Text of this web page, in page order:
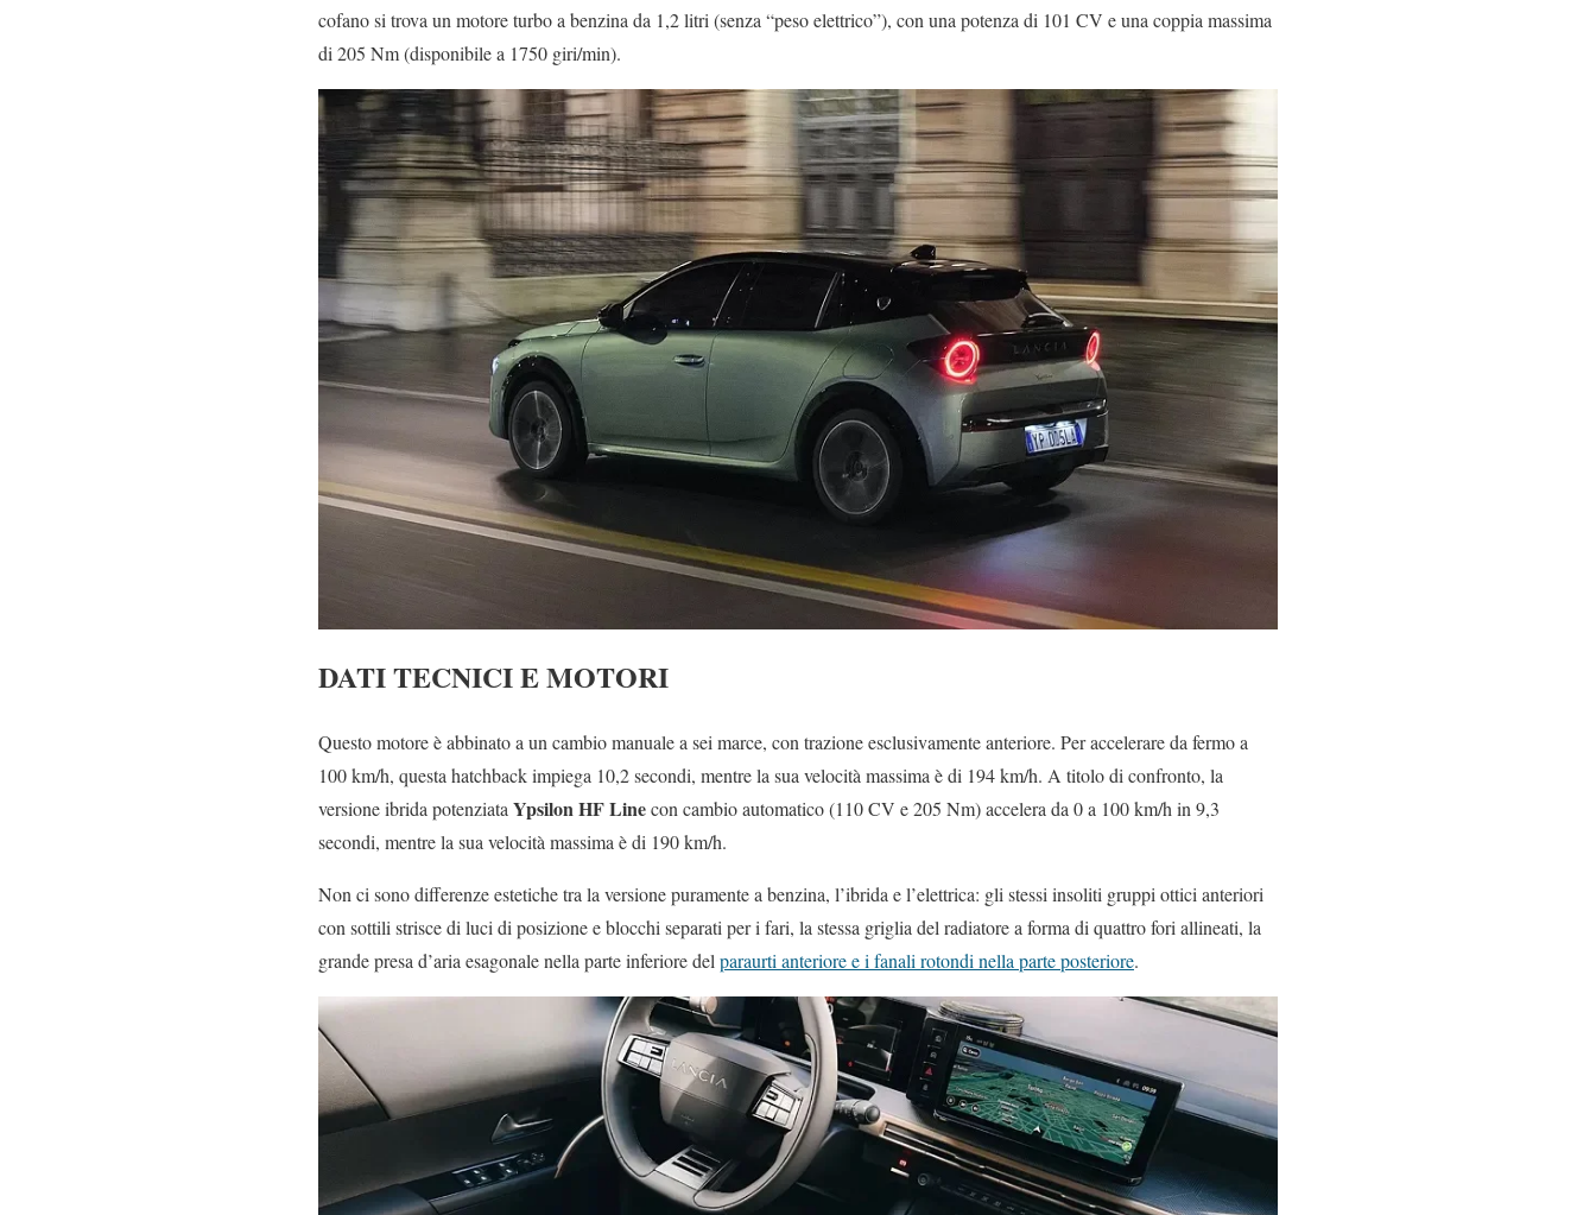
cofano si trova un motore turbo a benzina da 1,2 litri (senza “peso elettrico”), con una potenza di 101 CV e una coppia massima
di 205 Nm (disponibile a 1750 giri/min).
DATI TECNICI E MOTORI
Questo motore è abbinato a un cambio manuale a sei marce, con trazione esclusivamente anteriore. Per accelerare da fermo a
100 km/h, questa hatchback impiega 10,2 secondi, mentre la sua velocità massima è di 194 km/h. A titolo di confronto, la
versione ibrida potenziataYpsilon HF Linecon cambio automatico (110 CV e 205 Nm) accelera da 0 a 100 km/h in 9,3
secondi, mentre la sua velocità massima è di 190 km/h.
Non ci sono differenze estetiche tra la versione puramente a benzina, l’ibrida e l’elettrica: gli stessi insoliti gruppi ottici anteriori
con sottili strisce di luci di posizione e blocchi separati per i fari, la stessa griglia del radiatore a forma di quattro fori allineati, la
grande presa d’aria esagonale nella parte inferiore delparaurti anteriore e i fanali rotondi nella parte posteriore.